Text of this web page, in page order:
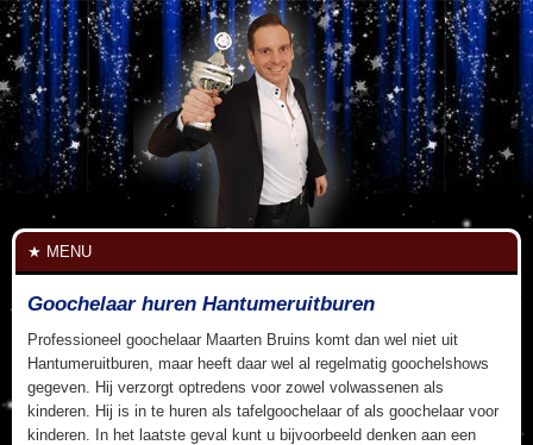
MENU
Goochelaar huren Hantumeruitburen
Professioneel goochelaar Maarten Bruins komt dan wel niet uit
Hantumeruitburen, maar heeft daar wel al regelmatig goochelshows
gegeven. Hij verzorgt optredens voor zowel volwassenen als
kinderen. Hij is in te huren als tafelgoochelaar of als goochelaar voor
kinderen. In het laatste geval kunt u bijvoorbeeld denken aan een